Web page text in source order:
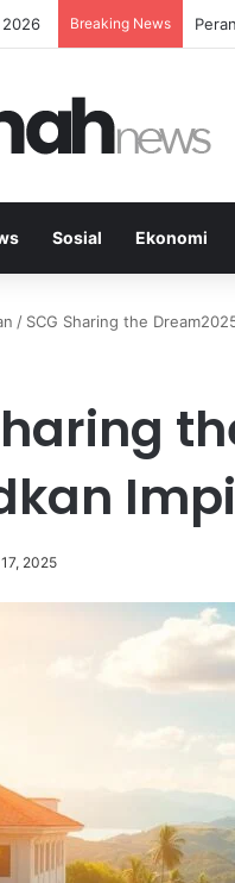
Breaking News
Sosial Ekonomi
/ SCG Sharing the
2025